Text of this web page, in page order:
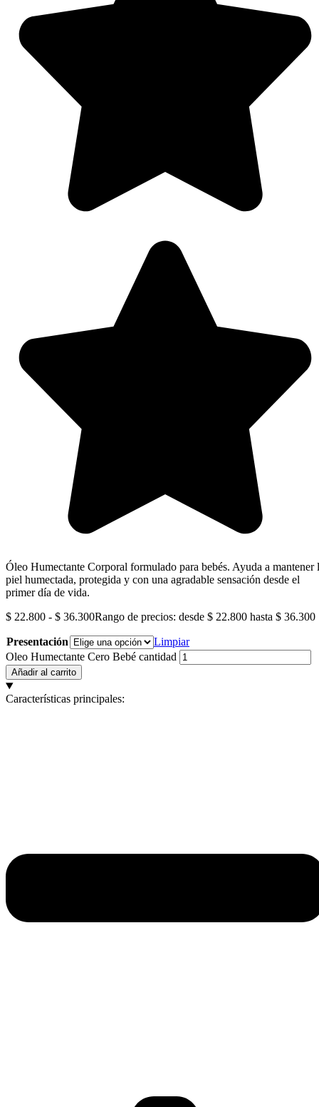
Óleo Humectante Corporal formulado para bebés. Ayuda a mantener
piel humectada, protegida y con una agradable sensación desde el
primer día de vida.
$ 22.800 - $ 36.300Rango de precios: desde $ 22.800 hasta $ 36.300
Presentación
Limpiar
Oleo Humectante Cero Bebé cantidad
Añadir al carrito
Características principales: